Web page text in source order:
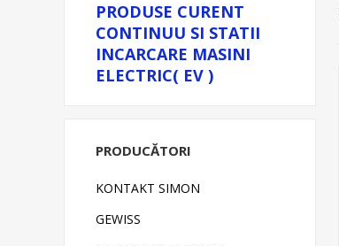
PRODUSE CURENT
CONTINUU SI STATII
INCARCARE MASINI
ELECTRIC( EV )
PRODUCĂTORI
KONTAKT SIMON
GEWISS